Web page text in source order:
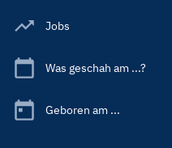
Jobs
Was geschah am ...?
Geboren am ...